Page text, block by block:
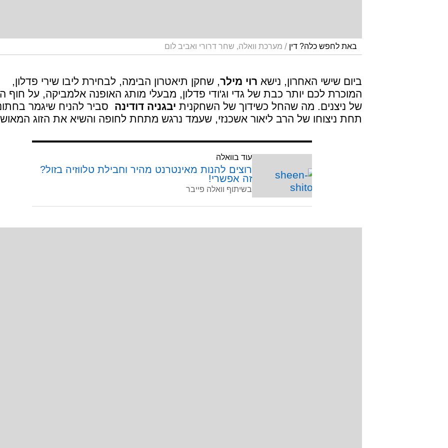
באת לחפש כלה? דין / מערכת וואלה, שחר דרורי ואביב לום
ביום שישי האחרון, נישא רוי מילר, שחקן תיאטרון הבימה, לבחירת ליבו שירי פדלון,
המוכרת לכם יותר כבת של גדי וג'ודי פדלון, מבעלי מותג האופנה אלמביקה, על חוף
של ניצנים. מה שהחל כשידוך של השחקנית יבגניה דודינה  סביר להניח שיגמר
תחת ניצוחו של הרב ליאור אשכנזי, שעמד נרגש מתחת לחופה והשיא את הזוג
עוד בוואלה
רוצים להנות מאינטרנט מהיר וחבילת טלווזיה בזול?
זה אפשרי!
בשיתוף וואלה פייבר